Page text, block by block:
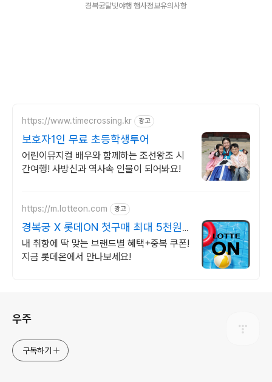
경복궁달빛야행 행사정보유의사항
https://www.timecrossing.kr 광고
보호자1인 무료 초등학생투어
어린이뮤지컬 배우와 함께하는 조선왕조 시
간여행! 사방신과 역사속 인물이 되어봐요!
https://m.lotteon.com 광고
경복궁 X 롯데ON 첫구매 최대 5천원
혜택!
내 취향에 딱 맞는 브랜드별 혜택+중복 쿠폰!
지금 롯데온에서 만나보세요!
우주
구독하기